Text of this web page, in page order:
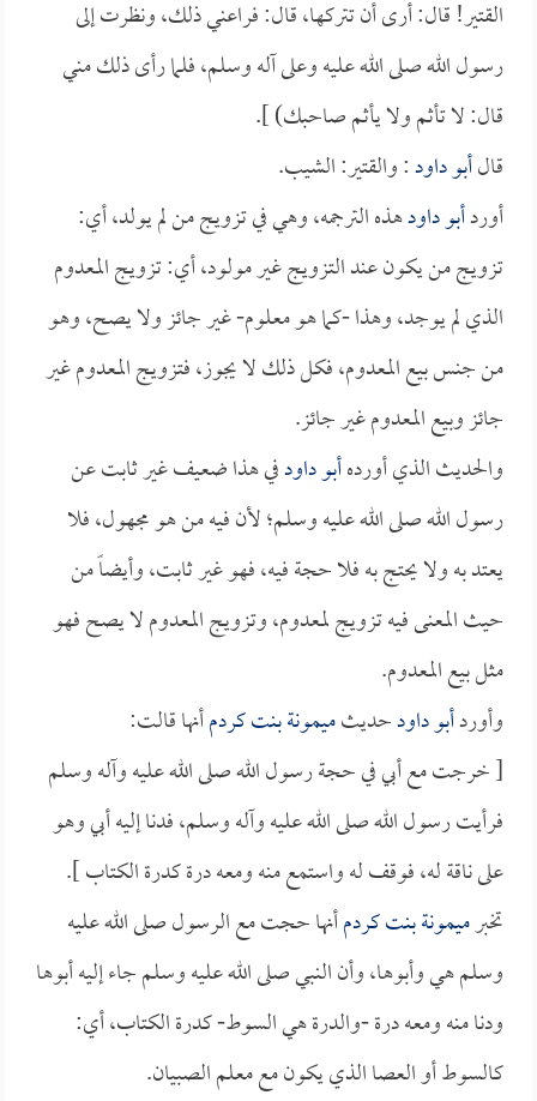
القتير! قال: أرى أن تتركها، قال: فراعني ذلك، ونظرت إلى
رسول الله صلى الله عليه وعلى آله وسلم، فلما رأى ذلك مني
قال: لا تأثم ولا يأثم صاحبك) ].
قالأبو داود: والقتير: الشيب.
أوردأبو داودهذه الترجمه، وهي في تزويج من لم يولد، أي:
تزويج من يكون عند التزويج غير مولود، أي: تزويج المعدوم
الذي لم يوجد، وهذا -كما هو معلوم- غير جائز ولا يصح، وهو
من جنس بيع المعدوم، فكل ذلك لا يجوز، فتزويج المعدوم غير
جائز وبيع المعدوم غير جائز.
والحديث الذي أوردهأبو داودفي هذا ضعيف غير ثابت عن
رسول الله صلى الله عليه وسلم؛ لأن فيه من هو مجهول، فلا
يعتد به ولا يحتج به فلا حجة فيه، فهو غير ثابت، وأيضاً من
حيث المعنى فيه تزويج لمعدوم، وتزويج المعدوم لا يصح فهو
مثل بيع المعدوم.
وأوردأبو داودحديثميمونة بنت كردمأنها قالت:
[ خرجت مع أبي في حجة رسول الله صلى الله عليه وآله وسلم
فرأيت رسول الله صلى الله عليه وآله وسلم، فدنا إليه أبي وهو
على ناقة له، فوقف له واستمع منه ومعه درة كدرة الكتاب ].
تخبرميمونة بنت كردمأنها حجت مع الرسول صلى الله عليه
وسلم هي وأبوها، وأن النبي صلى الله عليه وسلم جاء إليه أبوها
ودنا منه ومعه درة -والدرة هي السوط- كدرة الكتاب، أي:
كالسوط أو العصا الذي يكون مع معلم الصبيان.